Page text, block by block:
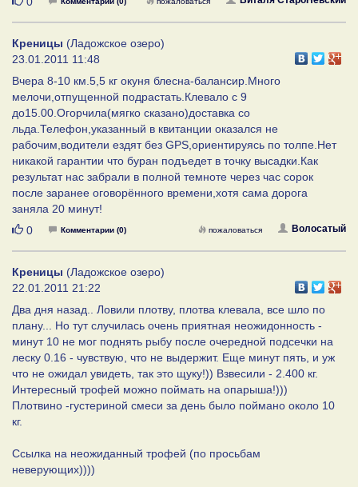
Креницы (Ладожское озеро)
23.01.2011 11:48
Вчера 8-10 км.5,5 кг окуня блесна-балансир.Много
мелочи,отпущенной подрастать.Клевало с 9
до15.00.Огорчила(мягко сказано)доставка со
льда.Телефон,указанный в квитанции оказался не
рабочим,водители ездят без GPS,ориентируясь по толпе.Нет
никакой гарантии что буран подъедет в точку высадки.Как
результат нас забрали в полной темноте через час сорок
после заранее оговорённого времени,хотя сама дорога
заняла 20 минут!
Нравится
0 Комментарии (0) Волосатый
пожаловаться
Креницы (Ладожское озеро)
22.01.2011 21:22
Два дня назад.. Ловили плотву, плотва клевала, все шло по
плану... Но тут случилась очень приятная неожидонность -
минут 10 не мог поднять рыбу после очередной подсечки на
леску 0.16 - чувствую, что не выдержит. Еще минут пять, и уж
что не ожидал увидеть, так это щуку!)) Взвесили - 2.400 кг.
Интересный трофей можно поймать на опарыша!)))
Плотвино -густериной смеси за день было поймано около 10
кг.
Ссылка на неожиданный трофей (по просьбам
неверующих))))